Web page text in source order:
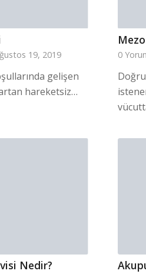
19, 2019
gelişen
hareketsiz…
0
Nedir?